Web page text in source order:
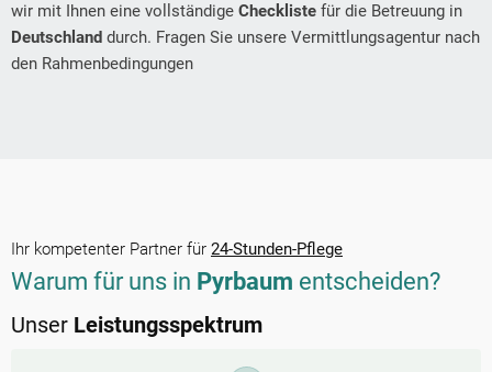
wir mit Ihnen eine vollständige Checkliste für die Betreuung in
Deutschland durch. Fragen Sie unsere Vermittlungsagentur nach
den Rahmenbedingungen
Ihr kompetenter Partner für 24-Stunden-Pflege
Warum für uns in Pyrbaum entscheiden?
Unser Leistungsspektrum